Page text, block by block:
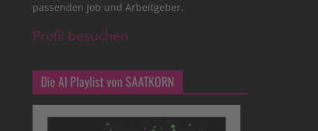
passenden Job und Arbeitgeber.
Profil besuchen
Die AI Playlist von SAATKORN